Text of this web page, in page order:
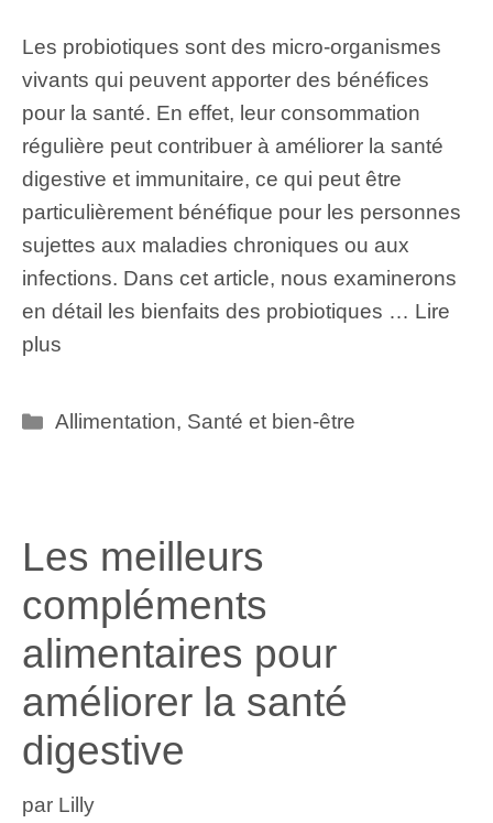
Les probiotiques sont des micro-organismes
vivants qui peuvent apporter des bénéfices
pour la santé. En effet, leur consommation
régulière peut contribuer à améliorer la santé
digestive et immunitaire, ce qui peut être
particulièrement bénéfique pour les personnes
sujettes aux maladies chroniques ou aux
infections. Dans cet article, nous examinerons
en détail les bienfaits des probiotiques … Lire
plus
Catégories
Allimentation, Santé et bien-être
Les meilleurs
compléments
alimentaires pour
améliorer la santé
digestive
par Lilly